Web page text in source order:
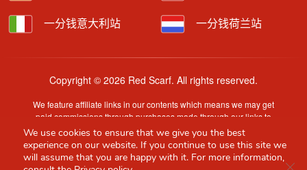
一分钱意大利站 一分钱荷兰站
Copyright © 2026 Red Scarf. All rights reserved.
We feature affiliate links in our contents which means we may get
paid commissions through purchases made through our links to
retailer sites.
Content is provided by users, brands or merchants. Some
information may have been generated by AI and is provided for
guidance only. Accuracy and availability may change without prior
We use cookies to ensure that we give you the best
experience on our website. If you continue to use this site we
will assume that you are happy with it. For more information,